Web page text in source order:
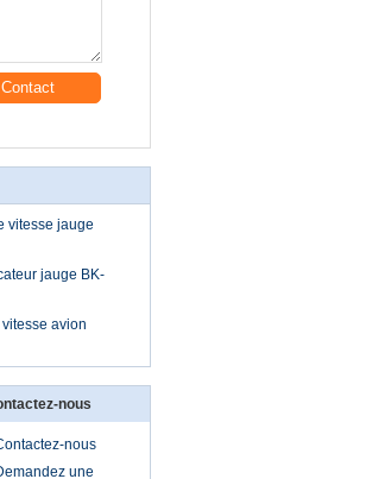
Contact
vitesse jauge
jauge BK-
avion
nous
nous
une